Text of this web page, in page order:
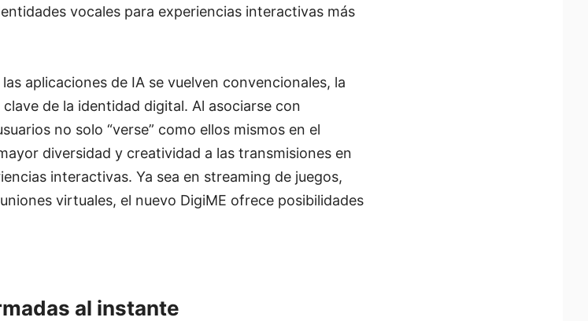
vocales para experiencias interactivas más
aplicaciones de IA se vuelven convencionales, la
de la identidad digital. Al asociarse con
no solo “verse” como ellos mismos en el
diversidad y creatividad a las transmisiones en
interactivas. Ya sea en streaming de juegos,
virtuales, el nuevo DigiME ofrece posibilidades
al instante